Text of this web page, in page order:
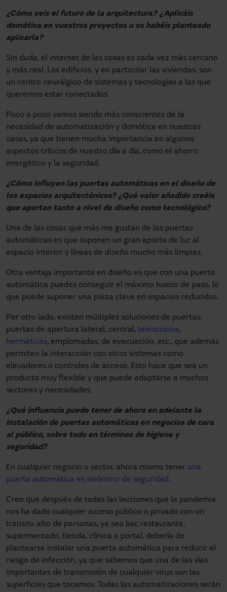
¿Cómo veis el futuro de la arquitectura? ¿Aplicáis
domótica en vuestros proyectos u os habéis planteado
aplicarla?
Sin duda, el internet de las cosas es cada vez más cercano
y más real. Los edificios, y en particular las viviendas, son
un centro neurálgico de sistemas y tecnologías a las que
queremos estar conectados.
Poco a poco vamos siendo más conscientes de la
necesidad de automatización y domótica en nuestras
casas, ya que tienen mucha importancia en algunos
aspectos críticos de nuestro día a día, como el ahorro
energético y la seguridad.
¿Cómo influyen las puertas automáticas en el diseño de
los espacios arquitectónicos? ¿Qué valor añadido creéis
que aportan tanto a nivel de diseño como tecnológico?
Una de las cosas que más me gustan de las puertas
automáticas es que suponen un gran aporte de luz al
espacio interior y líneas de diseño mucho más limpias.
Otra ventaja importante en diseño es que con una puerta
automática puedes conseguir el máximo hueco de paso, lo
que puede suponer una pieza clave en espacios reducidos.
Por otro lado, existen múltiples soluciones de puertas:
puertas de apertura lateral, central, telescópica,
herméticas, emplomadas, de evacuación, etc., que además
permiten la interacción con otros sistemas como
elevadores o controles de acceso. Esto hace que sea un
producto muy flexible y que puede adaptarse a muchos
sectores y necesidades.
¿Qué influencia puede tener de ahora en adelante la
instalación de puertas automáticas en negocios de cara
al público, sobre todo en términos de higiene y
seguridad?
En cualquier negocio o sector, ahora mismo tener una
puerta automática es sinónimo de seguridad.
Creo que después de todas las lecciones que la pandemia
nos ha dado cualquier acceso público o privado con un
transito alto de personas, ya sea bar, restaurante,
supermercado, tienda, clínica o portal, debería de
plantearse instalar una puerta automática para reducir el
riesgo de infección, ya que sabemos que una de las vías
importantes de transmisión de cualquier virus son las
superficies que tocamos. Todas las automatizaciones serán